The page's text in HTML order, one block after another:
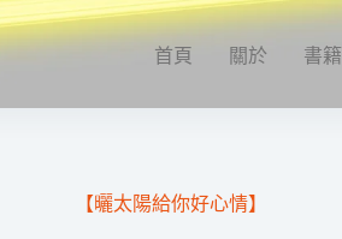
首頁 關於 書籍
【曬太陽給你好心情】